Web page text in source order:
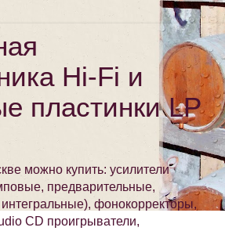
Hi-Fi и
пластинки LP
можно купить: усилители
предварительные,
фонокорректоры,
CD проигрыватели,